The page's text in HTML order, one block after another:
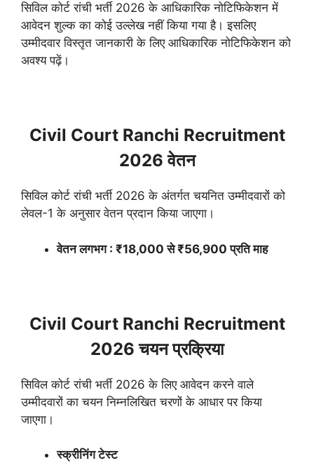
सिविल कोर्ट रांची भर्ती 2026 के आधिकारिक नोटिफिकेशन में
आवेदन शुल्क का कोई उल्लेख नहीं किया गया है। इसलिए
उम्मीदवार विस्तृत जानकारी के लिए आधिकारिक नोटिफिकेशन को
अवश्य पढ़ें।
Civil Court Ranchi Recruitment
2026 वेतन
सिविल कोर्ट रांची भर्ती 2026 के अंतर्गत चयनित उम्मीदवारों को
लेवल-1 के अनुसार वेतन प्रदान किया जाएगा।
वेतन लगभग : ₹18,000 से ₹56,900 प्रति माह
Civil Court Ranchi Recruitment
2026 चयन प्रक्रिया
सिविल कोर्ट रांची भर्ती 2026 के लिए आवेदन करने वाले
उम्मीदवारों का चयन निम्नलिखित चरणों के आधार पर किया
जाएगा।
स्क्रीनिंग टेस्ट